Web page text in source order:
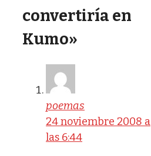
convertiría en
Kumo»
poemas
24 noviembre 2008 a
las 6:44